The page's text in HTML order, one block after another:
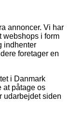
annoncer. Vi har
webshops i form
indhenter
foretager en
i Danmark
at påtage os
udarbejdet siden